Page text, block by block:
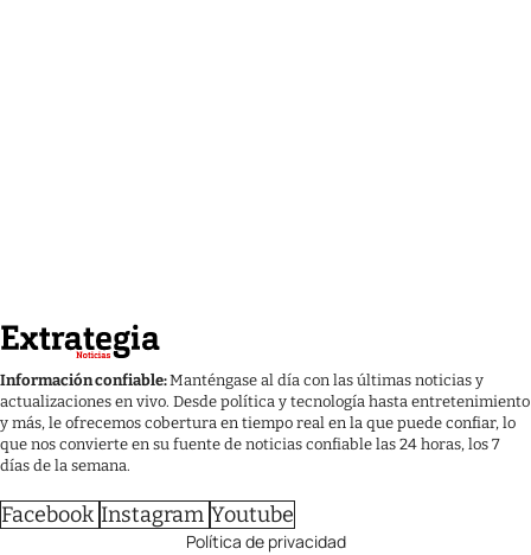
Información confiable:Manténgase al día con las últimas noticias y
actualizaciones en vivo. Desde política y tecnología hasta entretenimiento
y más, le ofrecemos cobertura en tiempo real en la que puede confiar, lo
que nos convierte en su fuente de noticias confiable las 24 horas, los 7
días de la semana.
Facebook Instagram Youtube
Política de privacidad